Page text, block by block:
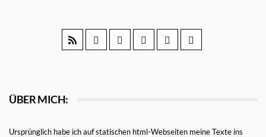
ÜBER MICH:
Ursprünglich habe ich auf statischen html-Webseiten meine Texte ins